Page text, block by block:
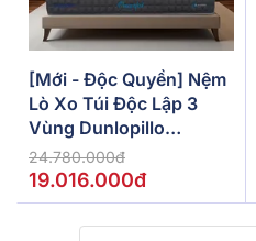
[Mới - Độc Quyền] Nệm
Lò Xo Túi Độc Lập 3
Vùng Dunlopillo
De.Stress Powerful
24.780.000đ
19.016.000đ